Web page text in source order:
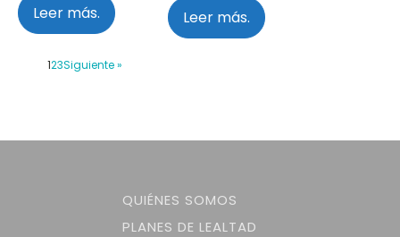
Leer más. Leer más.
123Siguiente »
QUIÉNES SOMOS
PLANES DE LEALTAD